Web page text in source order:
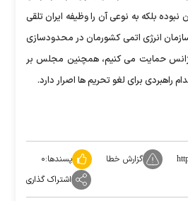
نبوده بلکه به نوعی آن را وظیفه ایران تلقی
انرژی اتمی کشورمان در محدودسازی
آژانس حمایت می کنیم، همچنین مجلس بر
راهبردی برای لغو تحریم ها اصرار دارد.
گزارش خطا پسندها:۰
اشتراک گذاری